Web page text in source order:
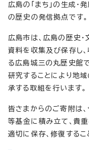
広島の「まち」の生成・
の歴史の発信拠点です。
広島市は、広島の歴史
資料を収集及び保存し
る広島城三の丸歴史館
研究することにより地
承する取組を行います。
皆さまからのご寄附は
等基金に積み立て、貴
適切に保存、修復する